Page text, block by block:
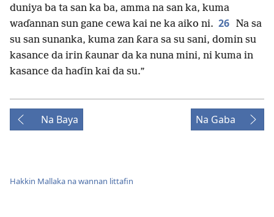
duniya ba ta san ka ba, amma na san ka, kuma
waɗannan sun gane cewa kai ne ka aiko ni. 26 Na sa
su san sunanka, kuma zan ƙara sa su sani, domin su
kasance da irin ƙaunar da ka nuna mini, ni kuma in
kasance da haɗin kai da su.”
Na Baya Na Gaba
Hakkin Mallaka na wannan littafin